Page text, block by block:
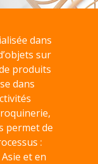
dans
sur
produits
dans
permet de
:
et en